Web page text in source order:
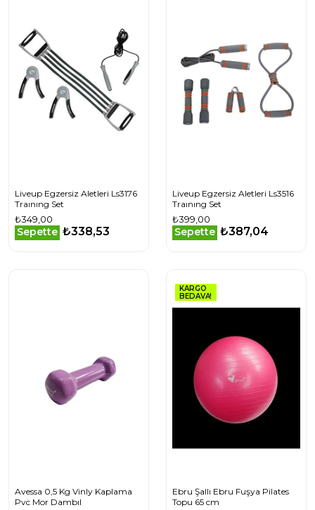
Liveup Egzersiz Aletleri Ls3176
Traınıng Set
₺349,00
Sepette ₺338,53
Liveup Egzersiz Aletleri Ls3516
Traınıng Set
₺399,00
Sepette ₺387,04
Avessa 0,5 Kg Vinly Kaplama
Pvc Mor Dambıl
KARGO
BEDAVA!
Ebru Şallı Ebru Fuşya Pilates
Topu 65 cm